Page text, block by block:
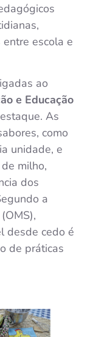
escola e
ao
e Educação
As
como
unidade, e
milho,
dos
a
(OMS),
desde cedo é
de práticas